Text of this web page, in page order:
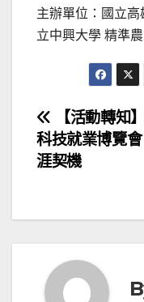
主辦單位：國立高
立中興大學 精準
文
章
覽
【活動轉知
科技就業博覽
涯契機